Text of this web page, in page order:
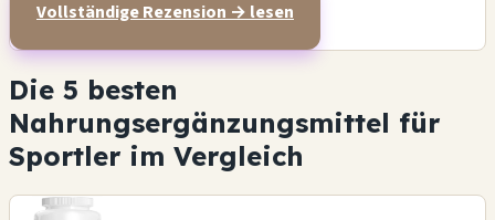
Vollständige Rezension → lesen
Die 5 besten
Nahrungsergänzungsmittel für
Sportler im Vergleich